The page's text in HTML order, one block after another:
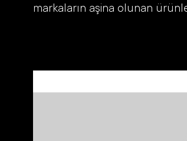
markaların aşina olunan